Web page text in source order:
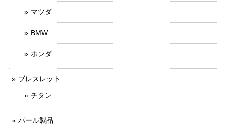
マツダ
BMW
ホンダ
ブレスレット
チタン
パール製品